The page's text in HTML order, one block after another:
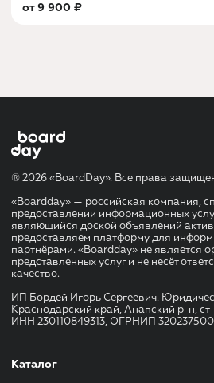
от9 900 ₽
® 2026 «BoardDay». Все права
«Boardday» — российская компания,
предоставлении информационных
являющийся доской объявлений
предоставляем платформу для
партнёрами. «Boardday» не является
представленных услуг и не несёт
качество.
ИП Бордей Игорь Сергеевич.
Краснодарский край, Анапский р-н,
ИНН 230110849313, ОГРНИП
Каталог